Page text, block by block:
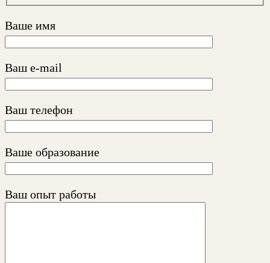
Ваше имя
Ваш e-mail
Ваш телефон
Ваше образование
Ваш опыт работы